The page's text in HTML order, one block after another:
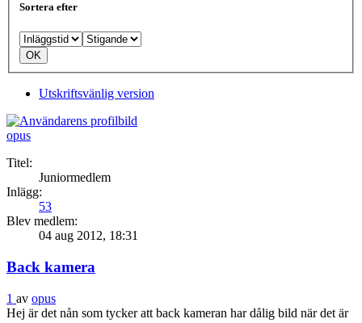
Sortera efter
Utskriftsvänlig version
opus
Titel:
Juniormedlem
Inlägg:
53
Blev medlem:
04 aug 2012, 18:31
Back kamera
1 av opus
Hej är det nån som tycker att back kameran har dålig bild när det är